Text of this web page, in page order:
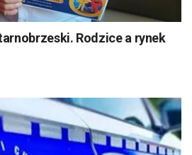
Rodzice a rynek